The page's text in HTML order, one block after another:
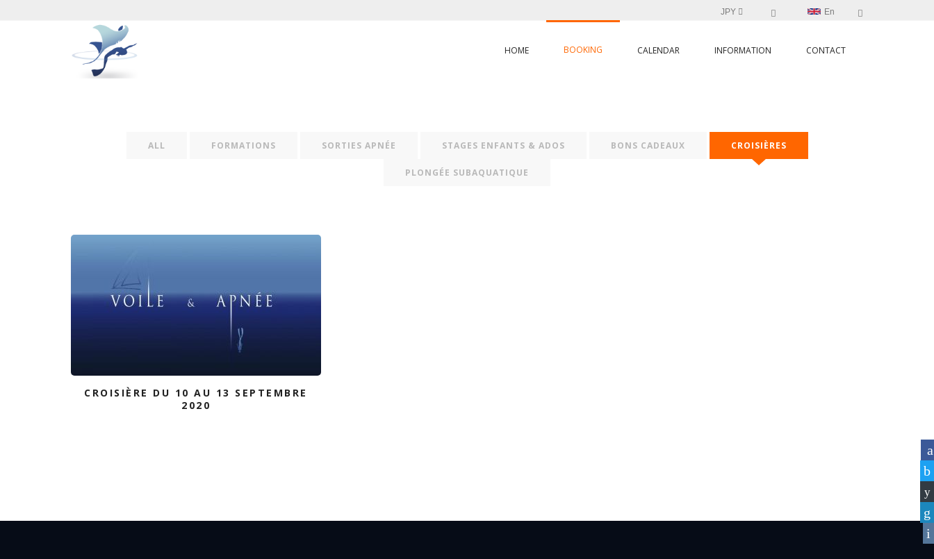
En
JPY
HOME BOOKING CALENDAR INFORMATION CONTACT
ALL FORMATIONS SORTIES APNÉE STAGES ENFANTS & ADOS BONS CADEAUX CROISIÈRES
PLONGÉE SUBAQUATIQUE
CROISIÈRE DU 10 AU 13 SEPTEMBRE
2020